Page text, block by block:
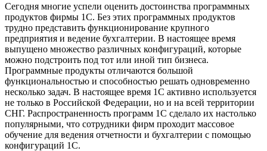
Сегодня многие успели оценить достоинства программных
продуктов фирмы 1С. Без этих программных продуктов
трудно представить функционирование крупного
предприятия и ведение бухгалтерии. В настоящее время
выпущено множество различных конфигураций, которые
можно подстроить под тот или иной тип бизнеса.
Программные продукты отличаются большой
функциональностью и способностью решать одновременно
несколько задач. В настоящее время 1С активно используется
не только в Российской Федерации, но и на всей территории
СНГ. Распространенность программ 1С сделало их настолько
популярными, что сотрудники фирм проходит массовое
обучение для ведения отчетности и бухгалтерии с помощью
конфигураций 1С.